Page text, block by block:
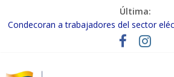
Última:
Condecoran a trabajadores del sector
labor tras el doble sismo del 24-J
Gobierno Nacional coordina acciones con